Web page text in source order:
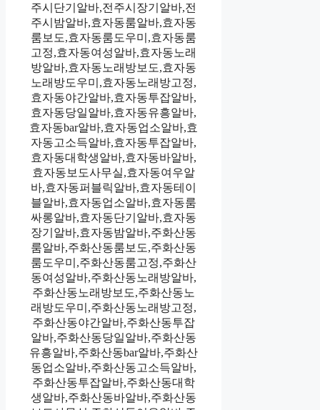
주시단기알바,전주시장기알바,전
주시밤알바,효자동룸알바,효자동
룸보도,효자동룸도우미,효자동룸
고정,효자동여성알바,효자동노래
방알바,효자동노래방보도,효자동
노래방도우미,효자동노래방고정,
효자동야간알바,효자동투잡알바,
효자동당일알바,효자동유흥알바,
효자동bar알바,효자동업소알바,효
자동고소득알바,효자동투잡알바,
효자동대학생알바,효자동바알바,
효자동보도사무실,효자동여우알
바,효자동퍼블릭알바,효자동테이
블알바,효자동업소알바,효자동룸
싸롱알바,효자동단기알바,효자동
장기알바,효자동밤알바,주화산동
룸알바,주화산동룸보도,주화산동
룸도우미,주화산동룸고정,주화산
동여성알바,주화산동노래방알바,
주화산동노래방보도,주화산동노
래방도우미,주화산동노래방고정,
주화산동야간알바,주화산동투잡
알바,주화산동당일알바,주화산동
유흥알바,주화산동bar알바,주화산
동업소알바,주화산동고소득알바,
주화산동투잡알바,주화산동대학
생알바,주화산동바알바,주화산동